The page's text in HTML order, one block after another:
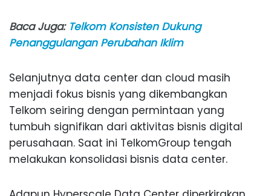
Baca Juga: Telkom Konsisten Dukung
Penanggulangan Perubahan Iklim
Selanjutnya data center dan cloud masih
menjadi fokus bisnis yang dikembangkan
Telkom seiring dengan permintaan yang
tumbuh signifikan dari aktivitas bisnis digital
perusahaan. Saat ini TelkomGroup tengah
melakukan konsolidasi bisnis data center.